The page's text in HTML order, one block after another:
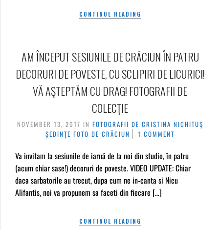
CONTINUE READING
AM ÎNCEPUT SESIUNILE DE CRĂCIUN ÎN PATRU
DECORURI DE POVESTE, CU SCLIPIRI DE LICURICI!
VĂ AŞTEPTĂM CU DRAG! FOTOGRAFII DE
COLECŢIE
NOVEMBER 13, 2017 IN FOTOGRAFII DE CRISTINA NICHITUŞ
ȘEDINȚE FOTO DE CRĂCIUN
1 COMMENT
Va invitam la sesiunile de iarnă de la noi din studio, în patru
(acum chiar sase!) decoruri de poveste. VIDEO UPDATE: Chiar
daca sarbatorile au trecut, dupa cum ne in-canta si Nicu
Alifantis, noi va propunem sa faceti din fiecare […]
CONTINUE READING